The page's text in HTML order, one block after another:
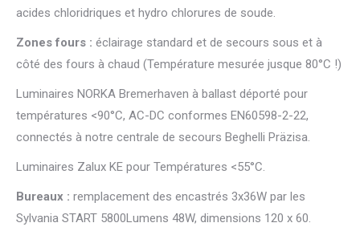
acides chloridriques et hydro chlorures de soude.
Zones fours : éclairage standard et de secours sous et à
côté des fours à chaud (Température mesurée jusque 80°C !)
Luminaires NORKA Bremerhaven à ballast déporté pour
températures <90°C, AC-DC conformes EN60598-2-22,
connectés à notre centrale de secours Beghelli Präzisa.
Luminaires Zalux KE pour Températures <55°C.
Bureaux : remplacement des encastrés 3x36W par les
Sylvania START 5800Lumens 48W, dimensions 120 x 60.